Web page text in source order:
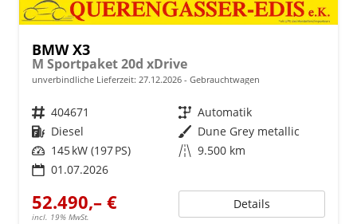
BMW X3
M Sportpaket 20d xDrive
unverbindliche Lieferzeit: 27.12.2026 Gebrauchtwagen
Fahrzeugnr. 404671 Getriebe Automatik
Kraftstoff Diesel Außenfarbe Dune Grey metallic
Leistung 145 kW (197 PS) Kilometerstand 9.500 km
01.07.2026
52.490,– €
incl. 19% MwSt.
Details